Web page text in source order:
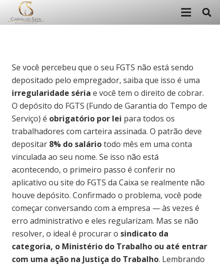
Se você percebeu que o seu FGTS não está sendo
depositado pelo empregador, saiba que isso é uma
irregularidade séria e você tem o direito de cobrar.
O depósito do FGTS (Fundo de Garantia do Tempo de
Serviço) é obrigatório por lei para todos os
trabalhadores com carteira assinada. O patrão deve
depositar 8% do saláriotodo mês em uma conta
vinculada ao seu nome. Se isso não está
acontecendo, o primeiro passo é conferir no
aplicativo ou site do FGTS da Caixa se realmente não
houve depósito. Confirmado o problema, você pode
começar conversando com a empresa — às vezes é
erro administrativo e eles regularizam. Mas se não
resolver, o ideal é procurar o sindicato da
categoria, o Ministério do Trabalho ou até entrar
com uma ação na Justiça do Trabalho. Lembrando